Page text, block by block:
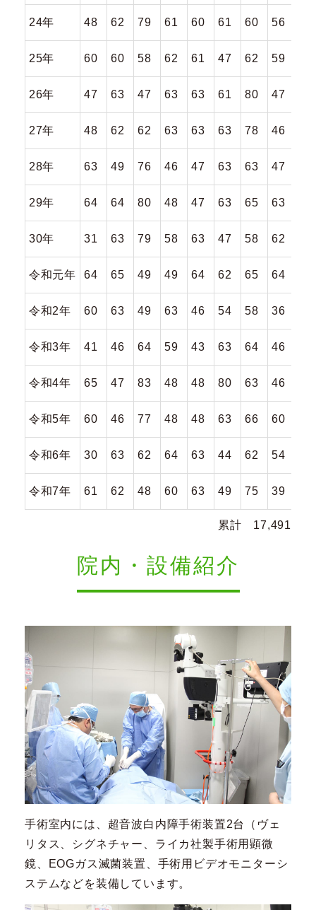
24年 48 62 79 61 60 61 60 56
25年 60 60 58 62 61 47 62 59
26年 47 63 47 63 63 61 80 47
27年 48 62 62 63 63 63 78 46
28年 63 49 76 46 47 63 63 47
29年 64 64 80 48 47 63 65 63
30年 31 63 79 58 63 47 58 62
令和元年 64 65 49 49 64 62 65 64
令和2年 60 63 49 63 46 54 58 36
令和3年 41 46 64 59 43 63 64 46
令和4年 65 47 83 48 48 80 63 46
令和5年 60 46 77 48 48 63 66 60
令和6年 30 63 62 64 63 44 62 54
令和7年 61 62 48 60 63 49 75 39
累計 17,491
院内・設備紹介
手術室内には、超音波白内障手術装置2台（ヴェ
リタス、シグネチャー、ライカ社製手術用顕微
鏡、EOGガス滅菌装置、手術用ビデオモニターシ
ステムなどを装備しています。